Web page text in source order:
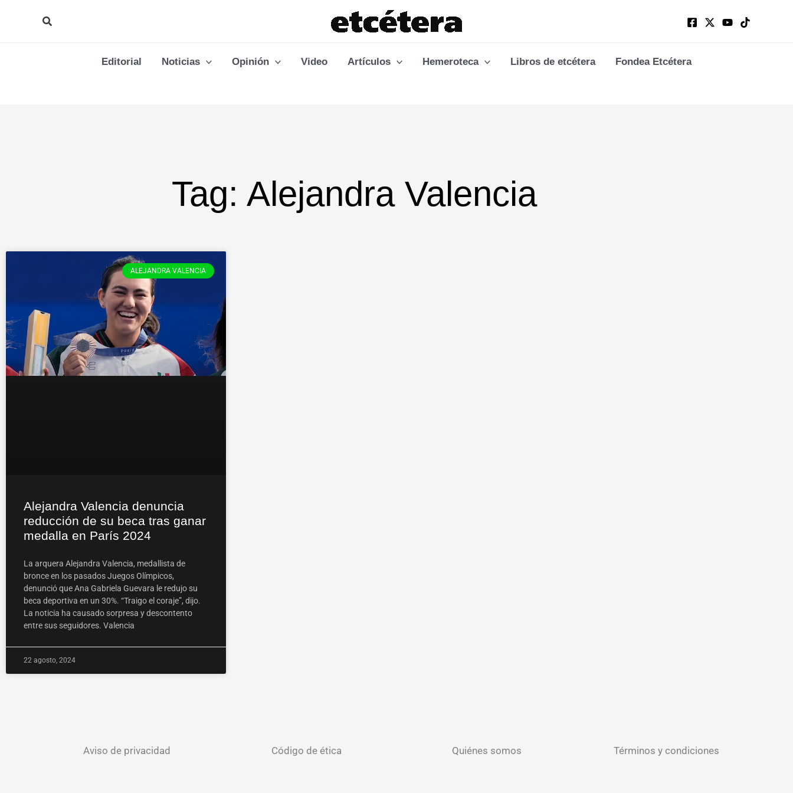
Buscar
Editorial Noticias Opinión Video Artículos Hemeroteca Libros de etcétera Fondea Etcétera
Tag: Alejandra Valencia
ALEJANDRA VALENCIA
Alejandra Valencia denuncia
reducción de su beca tras ganar
medalla en París 2024
La arquera Alejandra Valencia, medallista de
bronce en los pasados Juegos Olímpicos,
denunció que Ana Gabriela Guevara le redujo su
beca deportiva en un 30%. “Traigo el coraje”, dijo.
La noticia ha causado sorpresa y descontento
entre sus seguidores. Valencia
22 agosto, 2024
Aviso de privacidad Código de ética Quiénes somos Términos y condiciones